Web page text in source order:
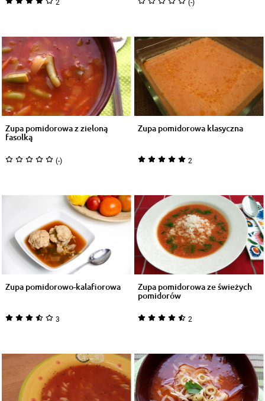
2 (-)
Zupa pomidorowa z zieloną
fasolką
(-)
Zupa pomidorowa klasyczna
2
Zupa pomidorowo-kalafiorowa
3
Zupa pomidorowa ze świeżych
pomidorów
2